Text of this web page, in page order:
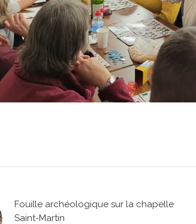
Fouille archéologique sur la chapelle
Saint-Martin